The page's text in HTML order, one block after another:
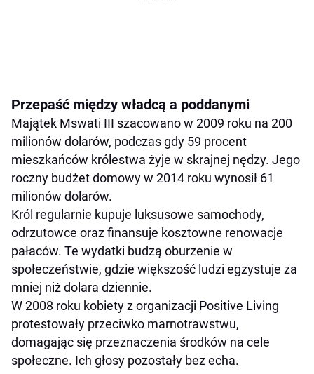
Przepaść między władcą a poddanymi
Majątek Mswati III szacowano w 2009 roku na 200
milionów dolarów, podczas gdy 59 procent
mieszkańców królestwa żyje w skrajnej nędzy. Jego
roczny budżet domowy w 2014 roku wynosił 61
milionów dolarów.
Król regularnie kupuje luksusowe samochody,
odrzutowce oraz finansuje kosztowne renowacje
pałaców. Te wydatki budzą oburzenie w
społeczeństwie, gdzie większość ludzi egzystuje za
mniej niż dolara dziennie.
W 2008 roku kobiety z organizacji Positive Living
protestowały przeciwko marnotrawstwu,
domagając się przeznaczenia środków na cele
społeczne. Ich głosy pozostały bez echa.